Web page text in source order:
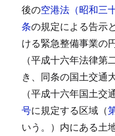
後の空港法（昭和三
条の規定による告示
ける緊急整備事業の
（平成十六年法律
き、同条の国土交通
（平成十六年国土交
号に規定する区域（
いう。）内にある土